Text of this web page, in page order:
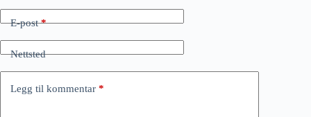
E-post*
Nettsted
Legg til kommentar *